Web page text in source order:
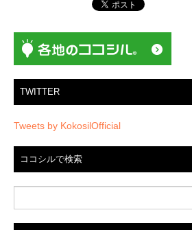
ン
TWITTER
Tweets by KokosilOfficial
ココシルで検索